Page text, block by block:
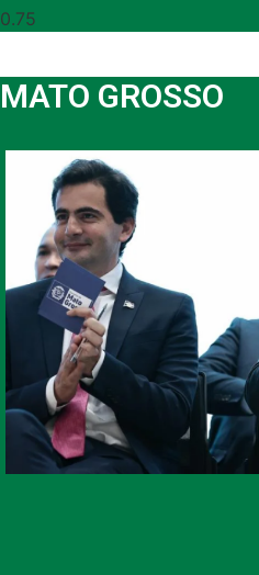
MATO GROSSO